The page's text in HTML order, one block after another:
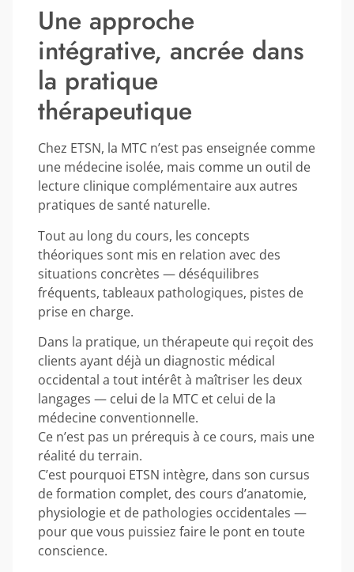
Une approche
intégrative, ancrée dans
la pratique
thérapeutique
Chez ETSN, la MTC n’est pas enseignée comme
une médecine isolée, mais comme un outil de
lecture clinique complémentaire aux autres
pratiques de santé naturelle.
Tout au long du cours, les concepts
théoriques sont mis en relation avec des
situations concrètes — déséquilibres
fréquents, tableaux pathologiques, pistes de
prise en charge.
Dans la pratique, un thérapeute qui reçoit des
clients ayant déjà un diagnostic médical
occidental a tout intérêt à maîtriser les deux
langages — celui de la MTC et celui de la
médecine conventionnelle.
Ce n’est pas un prérequis à ce cours, mais une
réalité du terrain.
C’est pourquoi ETSN intègre, dans son cursus
de formation complet, des cours d’anatomie,
physiologie et de pathologies occidentales —
pour que vous puissiez faire le pont en toute
conscience.